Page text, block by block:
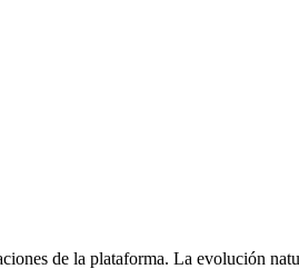
de la plataforma. La evolución